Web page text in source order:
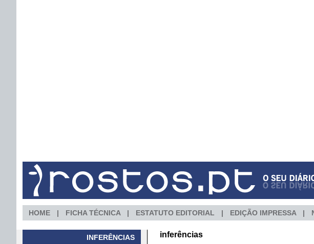
HOME FICHA TÉCNICA ESTATUTO EDITORIAL EDIÇÃO IMPRESSA
INFERÊNCIAS inferências